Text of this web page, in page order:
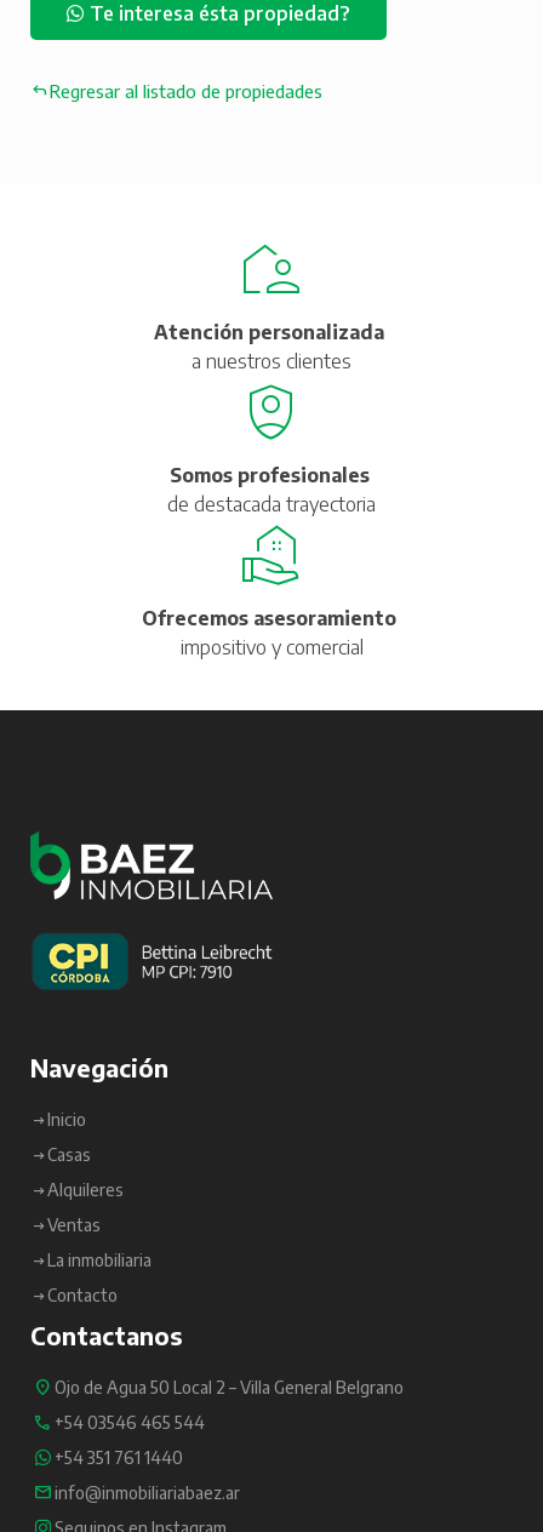
Te interesa ésta propiedad?
Regresar al listado de propiedades
Atención personalizada
a nuestros clientes
Somos profesionales
de destacada trayectoria
Ofrecemos asesoramiento
impositivo y comercial
Navegación
Inicio
Casas
Alquileres
Ventas
La inmobiliaria
Contacto
Contactanos
Ojo de Agua 50 Local 2 – Villa General Belgrano
+54 03546 465 544
+54 351 761 1440
info@inmobiliariabaez.ar
Seguinos en Instagram